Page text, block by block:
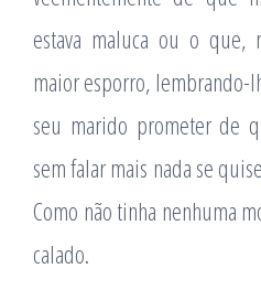
estava maluca ou o que,
maior esporro, lembrando-
seu marido prometer de
sem falar mais nada se
Como não tinha nenhuma
calado.